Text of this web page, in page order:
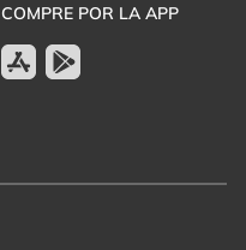
COMPRE POR LA APP